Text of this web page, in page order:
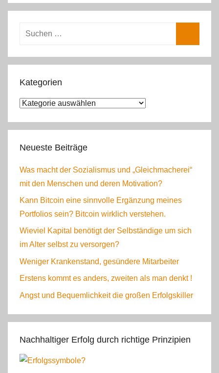
Suchen
Kategorien
Kategorien
Neueste Beiträge
Was macht der Sozialismus und „Gleichmacherei“
mit den Menschen und deren Motivation?
Kann Bitcoin eine sinnvolle Ergänzung meines
Portfolios sein? Bitcoin wirklich verstehen.
Wieviel Kapital benötigt der Selbständige um sich
im Alter selbst zu versorgen?
Weniger Krankenstand, gesündere Mitarbeiter
Erstens kommt es anders, zweiten als man denkt !
Angst und Bequemlichkeit die großen Erfolgskiller
Nachhaltiger Erfolg durch richtige Prinzipien